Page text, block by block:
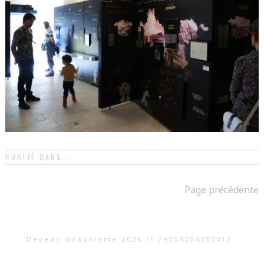
PUBLIÉ DANS : .
Page précédente
Deveau Graphisme 2026 // 79504204300013